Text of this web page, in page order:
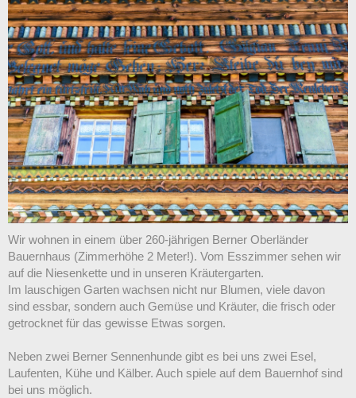
Wir wohnen in einem über 260-jährigen Berner Oberländer
Bauernhaus (Zimmerhöhe 2 Meter!). Vom Esszimmer sehen wir
auf die Niesenkette und in unseren Kräutergarten.
Im lauschigen Garten wachsen nicht nur Blumen, viele davon
sind essbar, sondern auch Gemüse und Kräuter, die frisch oder
getrocknet für das gewisse Etwas sorgen.
Neben zwei Berner Sennenhunde gibt es bei uns zwei Esel,
Laufenten, Kühe und Kälber. Auch spiele auf dem Bauernhof sind
bei uns möglich.